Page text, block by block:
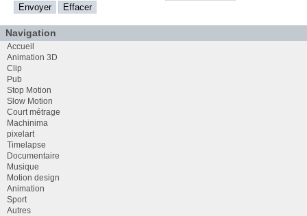
Navigation
Accueil
Animation 3D
Clip
Pub
Stop Motion
Slow Motion
Court métrage
Machinima
pixelart
Timelapse
Documentaire
Musique
Motion design
Animation
Sport
Autres